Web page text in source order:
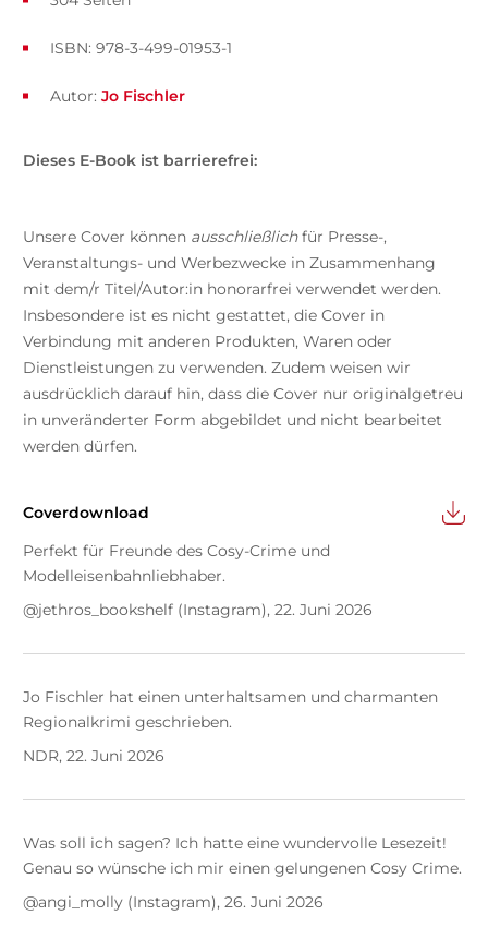
ISBN: 978-3-499-01953-1
Autor: Jo Fischler
Dieses E-Book ist barrierefrei:
Unsere Cover können ausschließlichfür Presse-,
Veranstaltungs- und Werbezwecke in Zusammenhang
mit dem/r Titel/Autor:in honorarfrei verwendet werden.
Insbesondere ist es nicht gestattet, die Cover in
Verbindung mit anderen Produkten, Waren oder
Dienstleistungen zu verwenden. Zudem weisen wir
ausdrücklich darauf hin, dass die Cover nur originalgetreu
in unveränderter Form abgebildet und nicht bearbeitet
werden dürfen.
Coverdownload
Perfekt für Freunde des Cosy-Crime und
Modelleisenbahnliebhaber.
@jethros_bookshelf (Instagram), 22. Juni 2026
Jo Fischler hat einen unterhaltsamen und charmanten
Regionalkrimi geschrieben.
NDR, 22. Juni 2026
Was soll ich sagen? Ich hatte eine wundervolle Lesezeit!
Genau so wünsche ich mir einen gelungenen Cosy Crime.
@angi_molly (Instagram), 26. Juni 2026